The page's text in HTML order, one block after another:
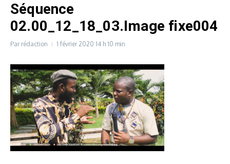
Séquence
02.00_12_18_03.Image fixe004
Par rédaction 1 février 2020 14 h 10 min